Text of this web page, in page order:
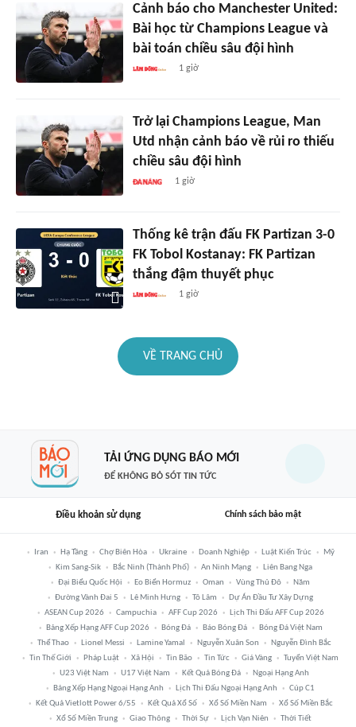
Cảnh báo cho Manchester United:
Bài học từ Champions League và
bài toán chiều sâu đội hình
1 giờ
Trở lại Champions League, Man
Utd nhận cảnh báo về rủi ro thiếu
chiều sâu đội hình
1 giờ
Thống kê trận đấu FK Partizan 3-0
FK Tobol Kostanay: FK Partizan
thắng đậm thuyết phục
1 giờ
VỀ TRANG CHỦ
TẢI ỨNG DỤNG BÁO MỚI
ĐỂ KHÔNG BỎ SÓT TIN TỨC
Điều khoản sử dụng Chính sách bảo mật
Iran Hạ Tầng Chợ Biên Hòa Ukraine Doanh Nghiệp Luật Kiến Trúc
Mỹ
Kim Sang-Sik
Bắc Ninh (thành Phố) An Ninh Mạng
Liên Bang Nga
Đại Biểu Quốc Hội
Eo Biển Hormuz Oman Vùng Thủ Đô
Năm
Đường Vành Đai 5
Lê Minh Hưng Tô Lâm
Dự Án Đầu Tư Xây Dựng
ASEAN Cup 2026
Campuchia AFF Cup 2026
Lịch Thi Đấu AFF Cup 2026
Bảng Xếp Hạng AFF Cup 2026
Bóng Đá Báo Bóng Đá
Bóng Đá Việt Nam
Thể Thao
Lionel Messi Lamine Yamal Nguyễn Xuân Son
Nguyễn Đình Bắc
Tin Thế Giới
Pháp Luật Xã Hội Tin Bão Tin Tức Giá Vàng
Tuyển Việt Nam
U23 Việt Nam
U17 Việt Nam Kết Quả Bóng Đá
Ngoại Hạng Anh
Bảng Xếp Hạng Ngoại Hạng Anh
Lịch Thi Đấu Ngoại Hạng Anh
Cúp C1
Kết Quả Vietlott Power 6/55
Kết Quả Xổ Số Xổ Số Miền Nam
Xổ Số Miền Bắc
Xổ Số Miền Trung
Giao Thông Thời Sự Lịch Vạn Niên Thời Tiết